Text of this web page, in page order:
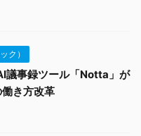
ク）
議事録ツール「Notta」が
き方改革